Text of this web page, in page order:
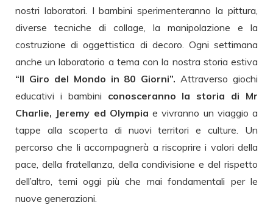
nostri laboratori. I bambini sperimenteranno la pittura,
diverse tecniche di collage, la manipolazione e la
costruzione di oggettistica di decoro. Ogni settimana
anche un laboratorio a tema con la nostra storia estiva
“Il Giro del Mondo in 80 Giorni”. Attraverso giochi
educativi i bambini conosceranno la storia di Mr
Charlie, Jeremy ed Olympia e vivranno un viaggio a
tappe alla scoperta di nuovi territori e culture. Un
percorso che li accompagnerà a riscoprire i valori della
pace, della fratellanza, della condivisione e del rispetto
dell’altro, temi oggi più che mai fondamentali per le
nuove generazioni.